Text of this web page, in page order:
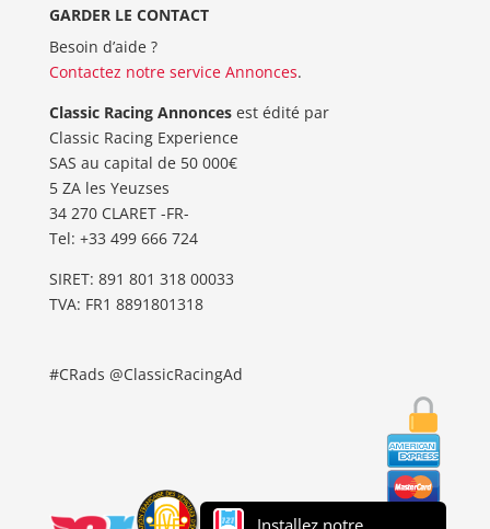
GARDER LE CONTACT
Besoin d’aide ?
Contactez notre service Annonces.
Classic Racing Annoncesest édité par
Classic Racing Experience
SAS au capital de 50 000€
5 ZA les Yeuzses
34 270 CLARET -FR-
Tel: ‭+33 499 666 724‬
SIRET: 891 801 318 00033
TVA: FR1 8891801318
#CRads @ClassicRacingAd